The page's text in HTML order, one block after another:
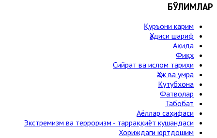
БЎЛИМЛАР
Қуръони карим
Ҳадиси шариф
Ақида
Фиқҳ
Сийрат ва ислом тарихи
Ҳаж ва умра
Кутубхона
Фатволар
Табобат
Аёллар саҳифаси
Экстремизм ва терроризм - тарраққиёт кушандаси
Хориждаги юртдошим